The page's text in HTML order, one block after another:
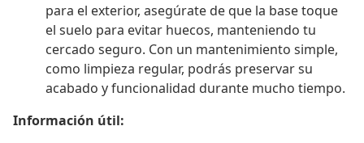
para el exterior, asegúrate de que la base toque
el suelo para evitar huecos, manteniendo tu
cercado seguro. Con un mantenimiento simple,
como limpieza regular, podrás preservar su
acabado y funcionalidad durante mucho tiempo.
Información útil: